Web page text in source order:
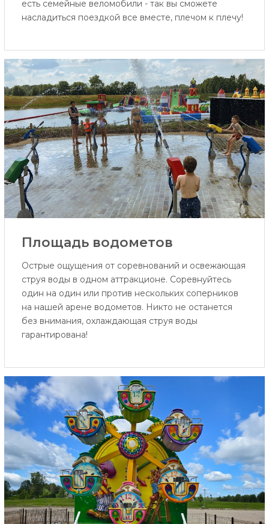
есть семейные веломобили - так вы сможете
насладиться поездкой все вместе, плечом к плечу!
Площадь водометов
Острые ощущения от соревнований и освежающая
струя воды в одном аттракционе. Соревнуйтесь
один на один или против нескольких соперников
на нашей арене водометов. Никто не останется
без внимания, охлаждающая струя воды
гарантирована!